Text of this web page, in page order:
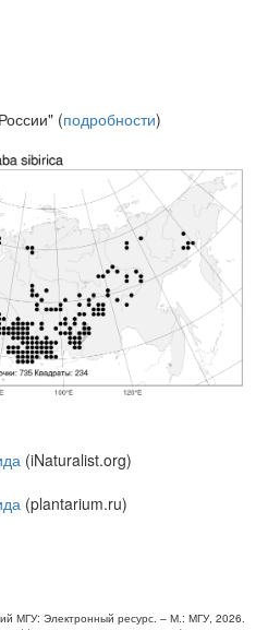
(подробности)
(iNaturalist.org)
(plantarium.ru)
МГУ: Электронный ресурс. – М.: МГУ, 2026.